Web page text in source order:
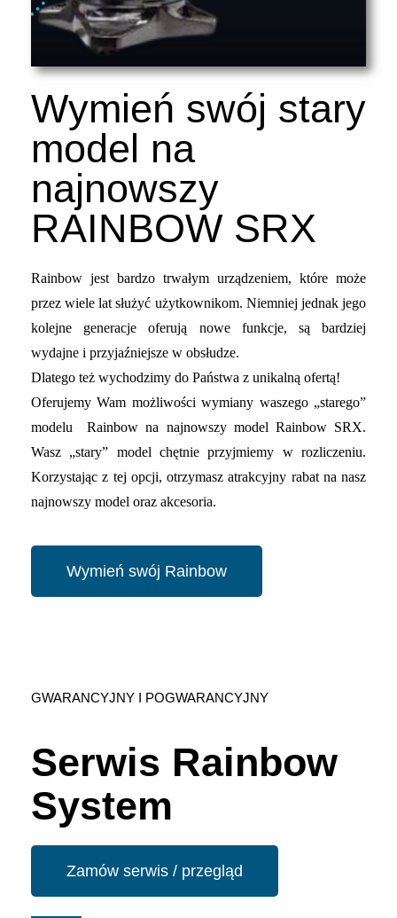
Wymień swój stary
model na
najnowszy
RAINBOW SRX
Rainbow jest bardzo trwałym urządzeniem, które może
przez wiele lat służyć użytkownikom. Niemniej jednak jego
kolejne generacje oferują nowe funkcje, są bardziej
wydajne i przyjaźniejsze w obsłudze.
Dlatego też wychodzimy do Państwa z unikalną ofertą!
Oferujemy Wam możliwości wymiany waszego „starego”
modelu Rainbow na najnowszy model Rainbow SRX.
Wasz „stary” model chętnie przyjmiemy w rozliczeniu.
Korzystając z tej opcji, otrzymasz atrakcyjny rabat na nasz
najnowszy model oraz akcesoria.
Wymień swój Rainbow
GWARANCYJNY I POGWARANCYJNY
Serwis Rainbow
System
Zamów serwis / przegląd